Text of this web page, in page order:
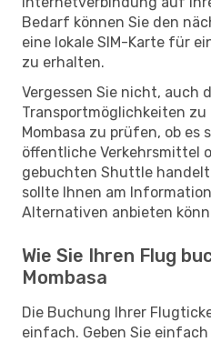
Bedarf können Sie den
eine lokale SIM-Karte für
zu erhalten.
Vergessen Sie nicht, auch
Transportmöglichkeiten
Mombasa zu prüfen, ob es
öffentliche Verkehrsmittel
gebuchten Shuttle
sollte Ihnen am
Alternativen anbieten
Wie Sie Ihren Flug
Mombasa
Die Buchung Ihrer
einfach. Geben Sie